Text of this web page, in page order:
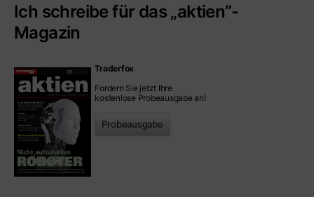
Ich schreibe für das „aktien”-
Magazin
Traderfox
Fordern Sie jetzt Ihre
kostenlose Probeausgabe an!
Probeausgabe